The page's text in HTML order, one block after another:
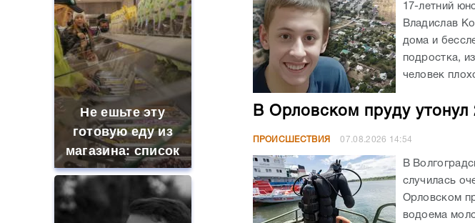
Не ешьте эту
готовую еду из
магазина: список
17-летний
Владислав
дома и
подростка,
человек
В Орловском пруду утонул
ПРОИСШЕСТВИЯ 07.08.2026 14:54
В
случилась
Орловском
водоема